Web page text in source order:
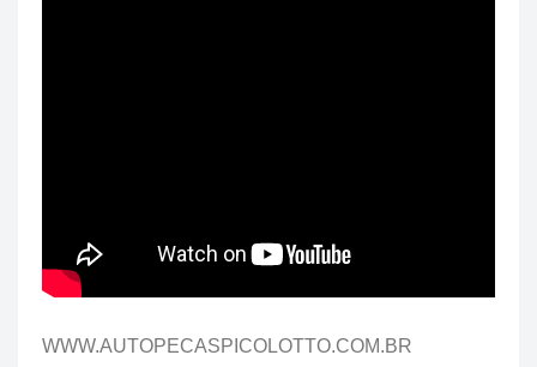
WWW.AUTOPECASPICOLOTTO.COM.BR